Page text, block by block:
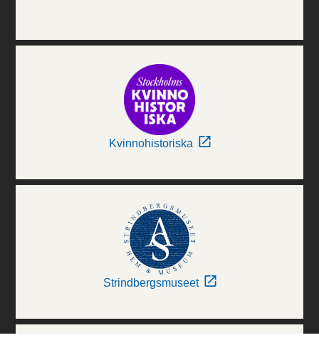
Kvinnohistoriska
Strindbergsmuseet